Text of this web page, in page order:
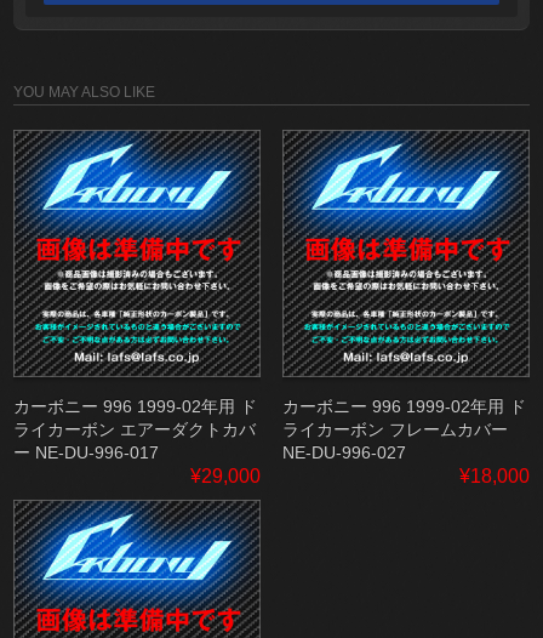
YOU MAY ALSO LIKE
カーボニー 996 1999-02年用 ド
ライカーボン エアーダクトカバ
ー NE-DU-996-017
¥29,000
カーボニー 996 1999-02年用 ド
ライカーボン フレームカバー
NE-DU-996-027
¥18,000